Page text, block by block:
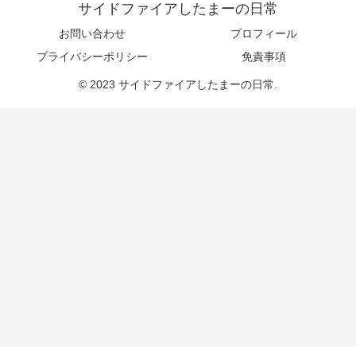
サイドファイアしたまーの日常
お問い合わせ
プロフィール
プライバシーポリシー
免責事項
© 2023 サイドファイアしたまーの日常.